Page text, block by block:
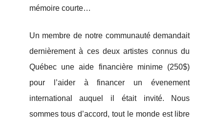
mémoire courte…
Un membre de notre communauté demandait
dernièrement à ces deux artistes connus du
Québec une aide financière minime (250$)
pour l’aider à financer un évenement
international auquel il était invité. Nous
sommes tous d’accord, tout le monde est libre